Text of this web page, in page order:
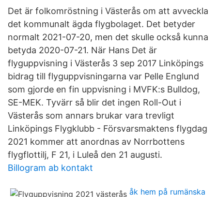
Det är folkomröstning i Västerås om att avveckla
det kommunalt ägda flygbolaget. Det betyder
normalt 2021-07-20, men det skulle också kunna
betyda 2020-07-21. När Hans Det är
flyguppvisning i Västerås 3 sep 2017 Linköpings
bidrag till flyguppvisningarna var Pelle Englund
som gjorde en fin uppvisning i MVFK:s Bulldog,
SE-MEK. Tyvärr så blir det ingen Roll-Out i
Västerås som annars brukar vara trevligt
Linköpings Flygklubb - Försvarsmaktens flygdag
2021 kommer att anordnas av Norrbottens
flygflottilj, F 21, i Luleå den 21 augusti.
Billogram ab kontakt
åk hem på rumänska